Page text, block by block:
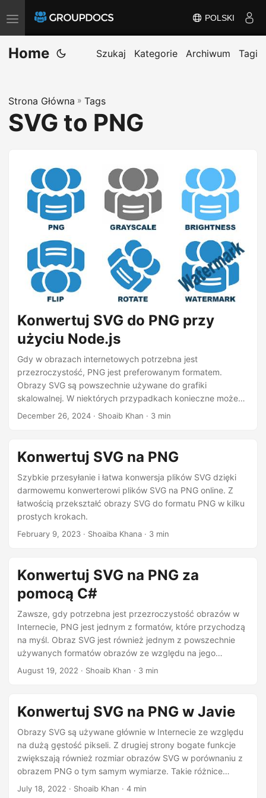
P
r
z
ą
c
POLSKI
Home Szukaj Kategorie Archiwum Tagi
Strona Główna » Tags
SVG to PNG
Konwertuj SVG do PNG przy
użyciu Node.js
Gdy w obrazach internetowych potrzebna jest
przezroczystość, PNG jest preferowanym formatem.
Obrazy SVG są powszechnie używane do grafiki
skalowalnej. W niektórych przypadkach konieczne może
być konwertowanie wektorowej grafiki SVG do innych
przy użyciu Node.js.
December 26, 2024 · Shoaib Khan · 3 min
Konwertuj SVG na PNG
Szybkie przesyłanie i łatwa konwersja plików SVG dzięki
darmowemu konwerterowi plików SVG na PNG online. Z
łatwością przekształć obrazy SVG do formatu PNG w kilku
prostych krokach.
February 9, 2023 · Shoaiba Khana · 3 min
Konwertuj SVG na PNG za
pomocą C#
Zawsze, gdy potrzebna jest przezroczystość obrazów w
Internecie, PNG jest jednym z formatów, które przychodzą
na myśl. Obraz SVG jest również jednym z powszechnie
używanych formatów obrazów ze względu na jego
skalowalność. Do wyświetlania małych statycznych
kompatybilność lub z jakiegokolwiek innego powodu
często wymagana jest konwersja grafiki wektorowej SVG
na inne formaty. W tym artykule omówimy, jak
przekonwertować grafikę wektorową SVG na obrazy PNG
za pomocą C#.
August 19, 2022 · Shoaib Khan · 3 min
Konwertuj SVG na PNG w Javie
Obrazy SVG są używane głównie w Internecie ze względu
na dużą gęstość pikseli. Z drugiej strony bogate funkcje
zwiększają również rozmiar obrazów SVG w porównaniu z
obrazem PNG o tym samym wymiarze. Takie różnice
pozwalają programistom pomyśleć o konwersji obrazów z
July 18, 2022 · Shoaib Khan · 4 min